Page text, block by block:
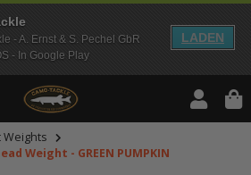
- A. Ernst & S. Pechel GbR
- In Google Play
LADEN
Weights
Weight - GREEN PUMPKIN